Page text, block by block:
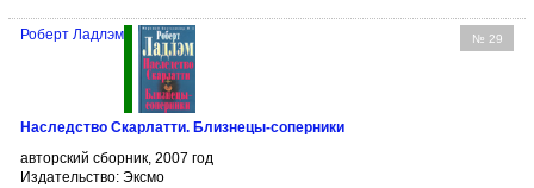
№ 29
Роберт Ладлэм
Наследство Скарлатти. Близнецы-соперники
авторский сборник, 2007 год
Издательство: Эксмо